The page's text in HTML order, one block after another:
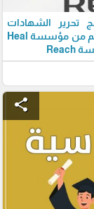
تحرير الشهادات
الجامعية – الدورة الخامسة بدعم من مؤسسة Heal
share